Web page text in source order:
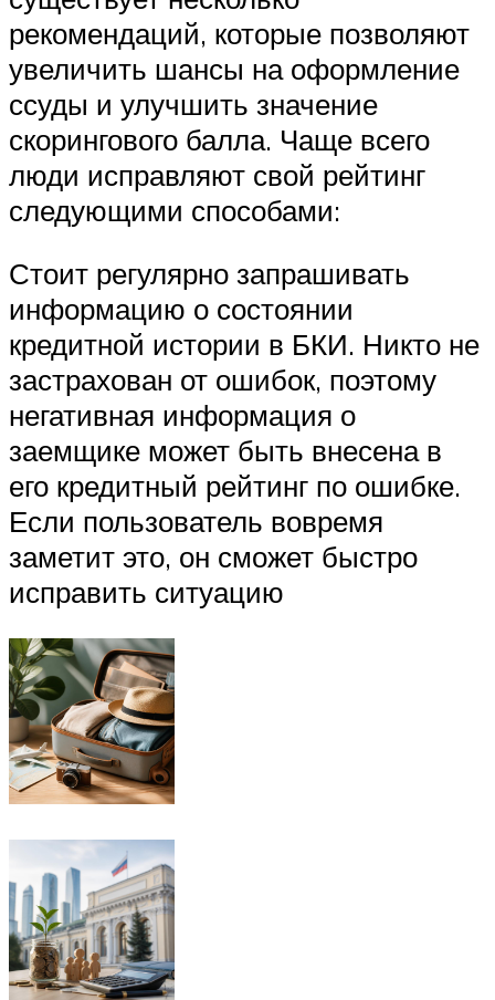
рекомендаций, которые позволяют
увеличить шансы на оформление
ссуды и улучшить значение
скорингового балла. Чаще всего
люди исправляют свой рейтинг
следующими способами:
Стоит регулярно запрашивать
информацию о состоянии
кредитной истории в БКИ. Никто не
застрахован от ошибок, поэтому
негативная информация о
заемщике может быть внесена в
его кредитный рейтинг по ошибке.
Если пользователь вовремя
заметит это, он сможет быстро
исправить ситуацию